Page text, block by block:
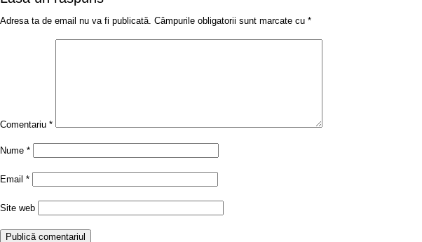
Adresa ta de email nu va fi publicată. Câmpurile obligatorii sunt marcate cu *
Comentariu *
Nume *
Email *
Site web